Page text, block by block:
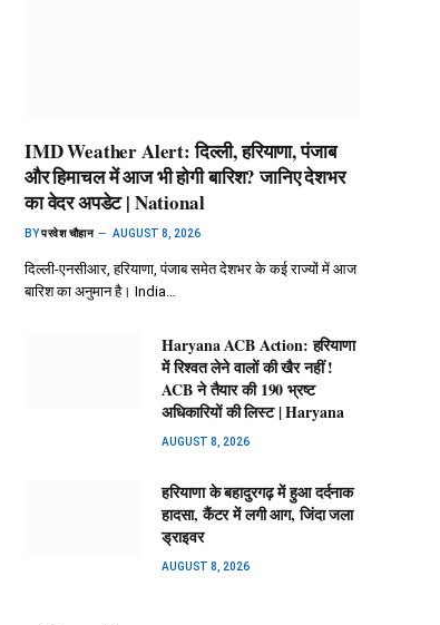
IMD Weather Alert: दिल्ली, हरियाणा, पंजाब
और हिमाचल में आज भी होगी बारिश? जानिए देशभर
का वेदर अपडेट | National
BYपरवेश चौहान AUGUST 8, 2026
दिल्ली-एनसीआर, हरियाणा, पंजाब समेत देशभर के कई राज्यों में आज
बारिश का अनुमान है। India…
Haryana ACB Action: हरियाणा
में रिश्वत लेने वालों की खैर नहीं !
ACB ने तैयार की 190 भ्रष्ट
अधिकारियों की लिस्ट | Haryana
AUGUST 8, 2026
हरियाणा के बहादुरगढ़ में हुआ दर्दनाक
हादसा, कैंटर में लगी आग, जिंदा जला
ड्राइवर
AUGUST 8, 2026